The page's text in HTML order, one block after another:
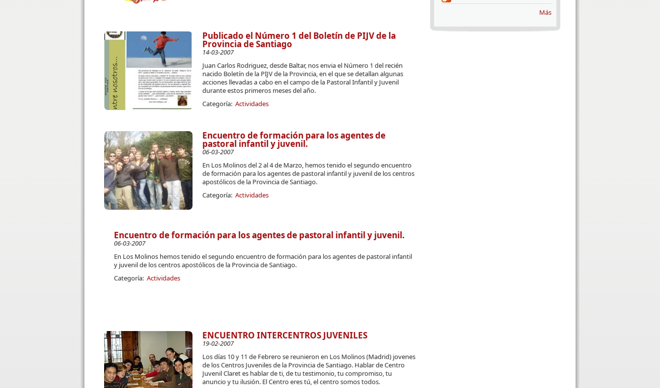
Publicado el Número 1 del Boletín de PIJV de la
Provincia de Santiago
14-03-2007
Juan Carlos Rodriguez, desde Baltar, nos envia el Número 1 del recién
nacido Boletín de la PIJV de la Provincia, en el que se detallan algunas
acciones llevadas a cabo en el campo de la Pastoral Infantil y Juvenil
durante estos primeros meses del año.
Categoría: Actividades
Encuentro de formación para los agentes de
pastoral infantil y juvenil.
06-03-2007
En Los Molinos del 2 al 4 de Marzo, hemos tenido el segundo encuentro
de formación para los agentes de pastoral infantil y juvenil de los centros
apostólicos de la Provincia de Santiago.
Categoría: Actividades
Encuentro de formación para los agentes de pastoral infantil y juvenil.
06-03-2007
En Los Molinos hemos tenido el segundo encuentro de formación para los agentes de pastoral infantil
y juvenil de los centros apostólicos de la Provincia de Santiago.
Categoría: Actividades
ENCUENTRO INTERCENTROS JUVENILES
19-02-2007
Los días 10 y 11 de Febrero se reunieron en Los Molinos (Madrid) jovenes
de los Centros Juveniles de la Provincia de Santiago. Hablar de Centro
Juvenil Claret es hablar de ti, de tu testimonio, tu compromiso, tu
anuncio y tu ilusión. El Centro eres tú, el centro somos todos.
Más